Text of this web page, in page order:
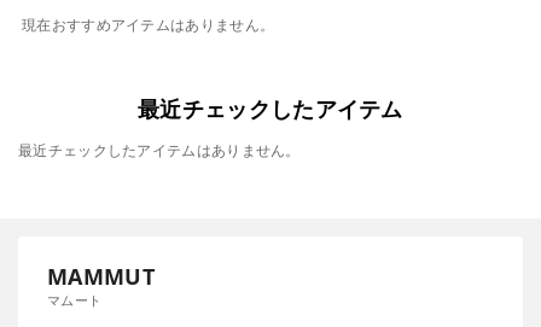
現在おすすめアイテムはありません。
最近チェックしたアイテム
最近チェックしたアイテムはありません。
MAMMUT
マムート